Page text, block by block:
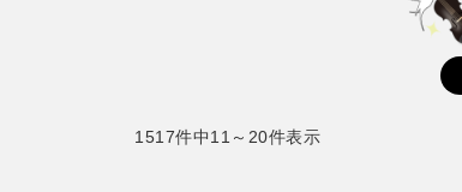
1517件中11～20件表示